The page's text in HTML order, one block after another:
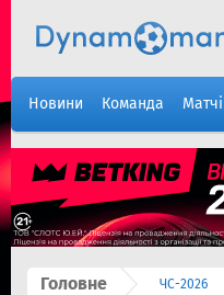
Новини Команда Матчі
Головне ЧС-2026